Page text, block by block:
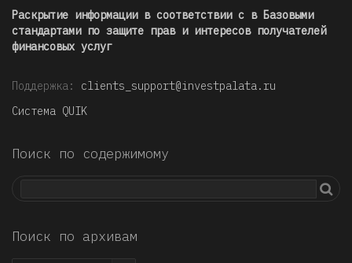
Раскрытие информации в соответствии с в Базовыми
стандартами по защите прав и интересов получателей
финансовых услуг
Поддержка: clients_support@investpalata.ru
Система QUIK
Поиск по содержимому
Поиск по архивам